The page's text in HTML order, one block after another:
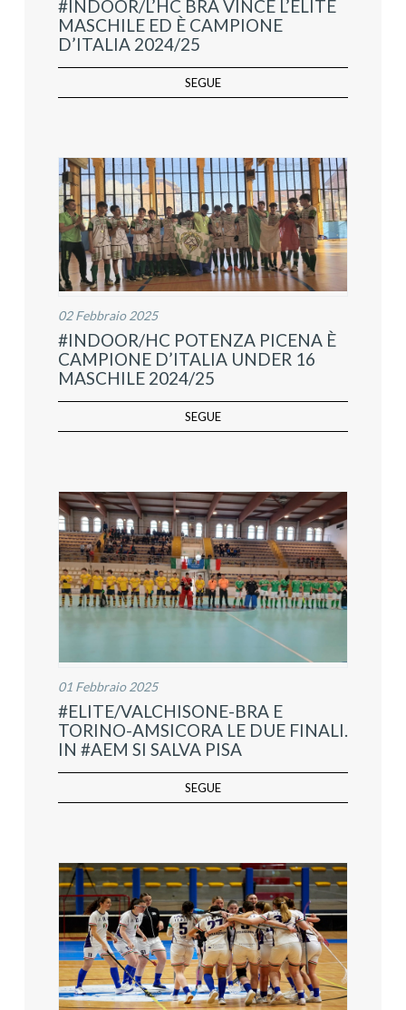
#INDOOR/L’HC BRA VINCE L’ELITE
MASCHILE ED È CAMPIONE
D’ITALIA 2024/25
SEGUE
02 Febbraio 2025
#INDOOR/HC POTENZA PICENA È
CAMPIONE D’ITALIA UNDER 16
MASCHILE 2024/25
SEGUE
01 Febbraio 2025
#ELITE/VALCHISONE-BRA E
TORINO-AMSICORA LE DUE FINALI.
IN #AEM SI SALVA PISA
SEGUE